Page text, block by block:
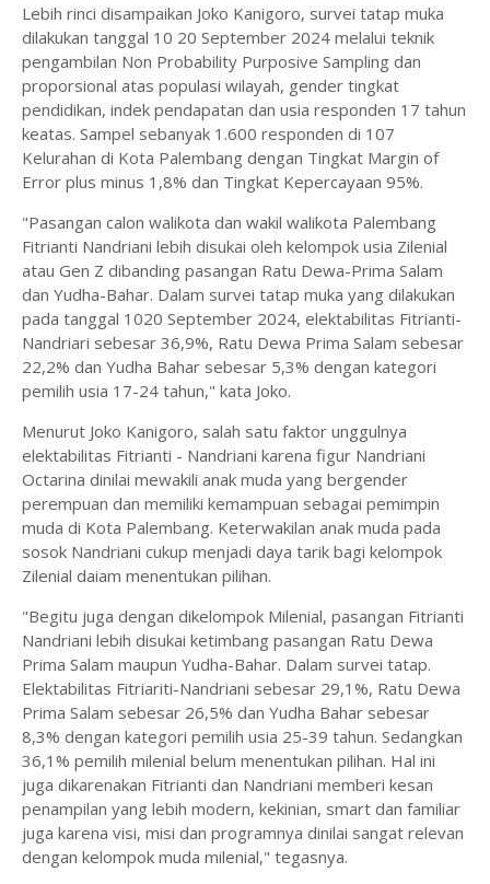
Lebih rinci disampaikan Joko Kanigoro, survei tatap muka
dilakukan tanggal 10 20 September 2024 melalui teknik
pengambilan Non Probability Purposive Sampling dan
proporsional atas populasi wilayah, gender tingkat
pendidikan, indek pendapatan dan usia responden 17 tahun
keatas. Sampel sebanyak 1.600 responden di 107
Kelurahan di Kota Palembang dengan Tingkat Margin of
Error plus minus 1,8% dan Tingkat Kepercayaan 95%.
"Pasangan calon walikota dan wakil walikota Palembang
Fitrianti Nandriani lebih disukai oleh kelompok usia Zilenial
atau Gen Z dibanding pasangan Ratu Dewa-Prima Salam
dan Yudha-Bahar. Dalam survei tatap muka yang dilakukan
pada tanggal 1020 September 2024, elektabilitas Fitrianti-
Nandriari sebesar 36,9%, Ratu Dewa Prima Salam sebesar
22,2% dan Yudha Bahar sebesar 5,3% dengan kategori
pemilih usia 17-24 tahun," kata Joko.
Menurut Joko Kanigoro, salah satu faktor unggulnya
elektabilitas Fitrianti - Nandriani karena figur Nandriani
Octarina dinilai mewakili anak muda yang bergender
perempuan dan memiliki kemampuan sebagai pemimpin
muda di Kota Palembang. Keterwakilan anak muda pada
sosok Nandriani cukup menjadi daya tarik bagi kelompok
Zilenial daiam menentukan pilihan.
"Begitu juga dengan dikelompok Milenial, pasangan Fitrianti
Nandriani lebih disukai ketimbang pasangan Ratu Dewa
Prima Salam maupun Yudha-Bahar. Dalam survei tatap.
Elektabilitas Fitriariti-Nandriani sebesar 29,1%, Ratu Dewa
Prima Salam sebesar 26,5% dan Yudha Bahar sebesar
8,3% dengan kategori pemilih usia 25-39 tahun. Sedangkan
36,1% pemilih milenial belum menentukan pilihan. Hal ini
juga dikarenakan Fitrianti dan Nandriani memberi kesan
penampilan yang lebih modern, kekinian, smart dan familiar
juga karena visi, misi dan programnya dinilai sangat relevan
dengan kelompok muda milenial," tegasnya.